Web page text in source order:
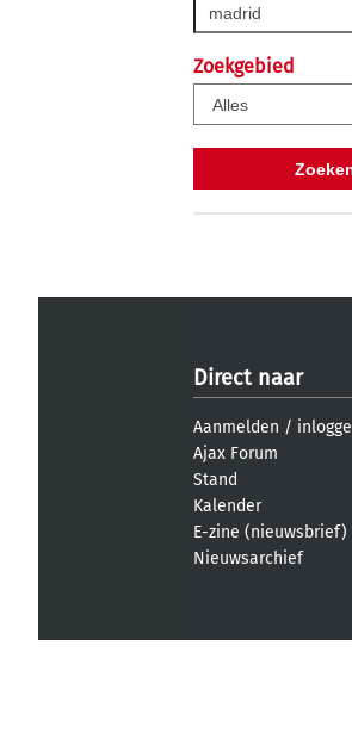
Zoekgebied
Direct naar
Aanmelden /
Ajax Forum
Stand
Kalender
E-zine (nieuwsbrief)
Nieuwsarchief